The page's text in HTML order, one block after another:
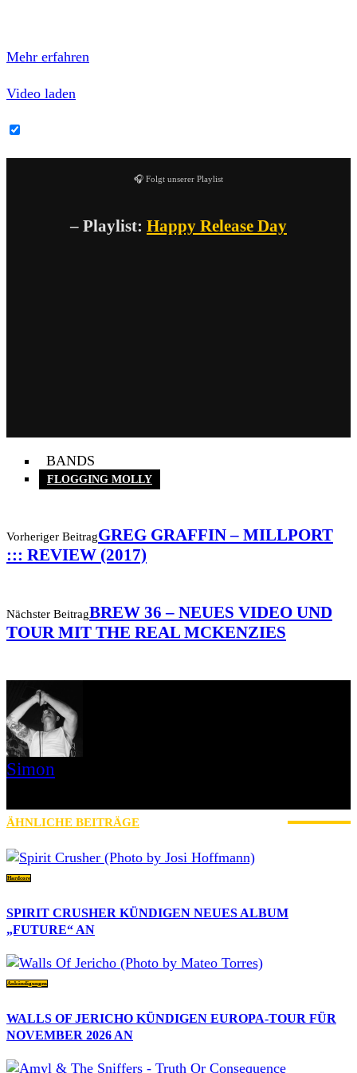
Mehr erfahren
Video laden
🎧 Folgt unserer Playlist
– Playlist: Happy Release Day
BANDS
FLOGGING MOLLY
Vorheriger BeitragGREG GRAFFIN – MILLPORT
::: REVIEW (2017)
Nächster BeitragBREW 36 – NEUES VIDEO UND
TOUR MIT THE REAL MCKENZIES
Simon
ÄHNLICHE BEITRÄGE
Hardcore
SPIRIT CRUSHER KÜNDIGEN NEUES ALBUM
„FUTURE“ AN
Ankündigungen
WALLS OF JERICHO KÜNDIGEN EUROPA-TOUR FÜR
NOVEMBER 2026 AN